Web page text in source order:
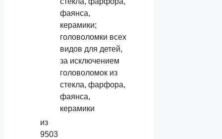
фаянса,
керамики;
головоломки всех
видов для детей,
за исключением
головоломок из
стекла, фарфора,
фаянса,
керамики
из
9503